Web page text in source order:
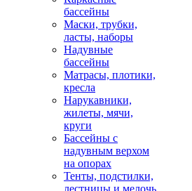
бассейны
Маски, трубки,
ласты, наборы
Надувные
бассейны
Матрасы, плотики,
кресла
Нарукавники,
жилеты, мячи,
круги
Бассейны с
надувным верхом
на опорах
Тенты, подстилки,
лестницы и мелочь